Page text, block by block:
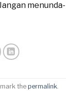
thepermalink.